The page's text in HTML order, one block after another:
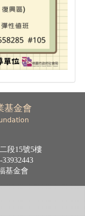
基金會
段15號5樓
33932443
基金會